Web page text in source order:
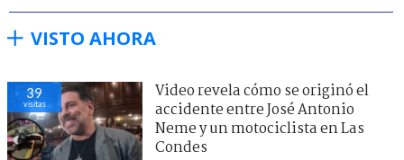
VISTO AHORA
39
visitas
Video revela cómo se originó el
accidente entre José Antonio
Neme y un motociclista en Las
Condes